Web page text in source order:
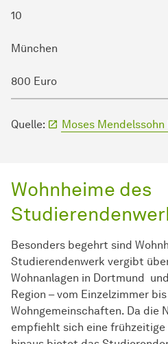
10
München
800 Euro
Quelle: Moses
Wohnheime des
Besonders begehrt sind
Studierendenwerk vergibt
Wohnanlagen in Dortmund
Region – vom Einzelzimmer
Wohngemeinschaften. Da die
empfiehlt sich eine frühzeitige